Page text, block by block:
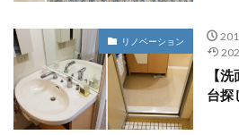
リノベーション
【
台探